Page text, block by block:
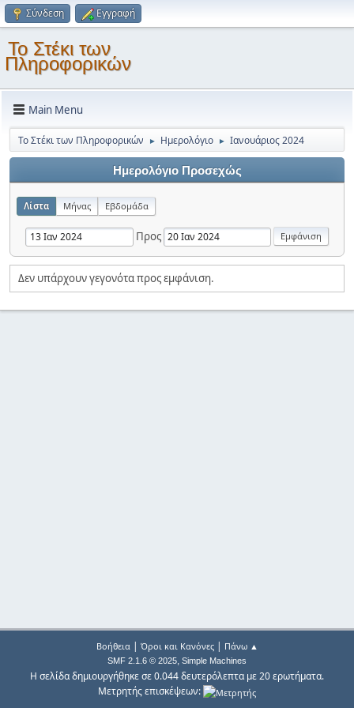
Σύνδεση Εγγραφή
Το Στέκι των
Πληροφορικών
Main Menu
Το Στέκι των Πληροφορικών ► Ημερολόγιο ► Ιανουάριος 2024
Ημερολόγιο Προσεχώς
Λίστα Μήνας Εβδομάδα
Προς
Δεν υπάρχουν γεγονότα προς εμφάνιση.
Βοήθεια| Όροι και Κανόνες| Πάνω ▲
SMF 2.1.6 © 2025, Simple Machines
Η σελίδα δημιουργήθηκε σε 0.044 δευτερόλεπτα με 20 ερωτήματα.
Μετρητής επισκέψεων: